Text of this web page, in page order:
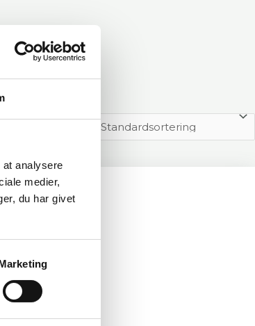
analysere
medier,
du har givet